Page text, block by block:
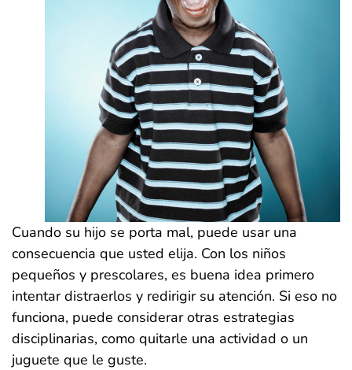
Cuando su hijo se porta mal, puede usar una
consecuencia que usted elija. Con los niños
pequeños y prescolares, es buena idea primero
intentar distraerlos y redirigir su atención. Si eso no
funciona, puede considerar otras estrategias
disciplinarias, como quitarle una actividad o un
juguete que le guste.